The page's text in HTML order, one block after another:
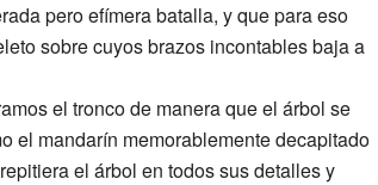
pero efímera batalla, y que para eso
sobre cuyos brazos incontables baja a
el tronco de manera que el árbol se
el mandarín memorablemente decapitado
el árbol en todos sus detalles y